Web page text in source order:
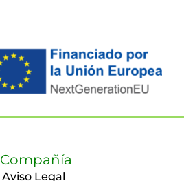
Compañía
Aviso Legal